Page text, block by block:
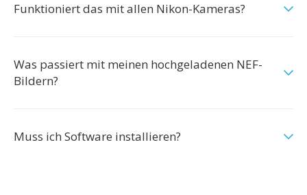
Funktioniert das mit allen Nikon-Kameras?
Was passiert mit meinen hochgeladenen NEF-
Bildern?
Muss ich Software installieren?